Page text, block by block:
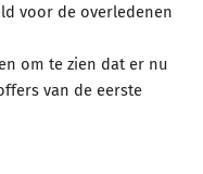
voor de overledenen
om te zien dat er nu
van de eerste